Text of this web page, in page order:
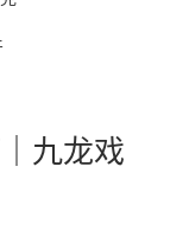
九龙戏